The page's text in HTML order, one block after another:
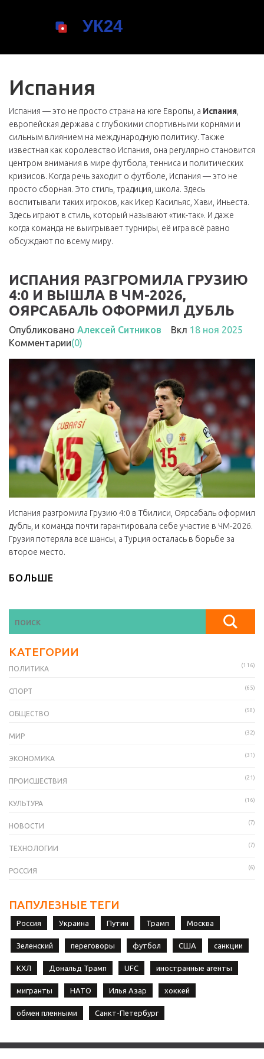
Испания
Испания — это не просто страна на юге Европы, а Испания
европейская держава с глубокими спортивными корнями и
сильным влиянием на международную политику. Также
известная как королевство Испания , она регулярно становится
центром внимания в мире футбола, тенниса и политических
кризисов. Когда речь заходит о футболе, Испания — это не
просто сборная. Это стиль, традиция, школа. Здесь
воспитывали таких игроков, как Икер Касильяс, Хави, Иньеста.
Здесь играют в стиль, который называют «тик-так». И даже
когда команда не выигрывает турниры, её игра всё равно
обсуждают по всему миру.
ИСПАНИЯ РАЗГРОМИЛА ГРУЗИЮ
4:0 И ВЫШЛА В ЧМ-2026,
ОЯРСАБАЛЬ ОФОРМИЛ ДУБЛЬ
Опубликовано Алексей Ситников Вкл 18 ноя 2025
Комментарии(0)
Испания разгромила Грузию 4:0 в Тбилиси, Оярсабаль оформил
дубль, и команда почти гарантировала себе участие в ЧМ-2026.
Грузия потеряла все шансы, а Турция осталась в борьбе за
второе место.
БОЛЬШЕ
КАТЕГОРИИ
ПОЛИТИКА (116)
СПОРТ (65)
ОБЩЕСТВО (58)
МИР (32)
ЭКОНОМИКА (31)
ПРОИСШЕСТВИЯ (21)
КУЛЬТУРА (16)
НОВОСТИ (7)
ТЕХНОЛОГИИ (7)
РОССИЯ (6)
ПАПУЛЕЗНЫЕ ТЕГИ
Россия Украина Путин Трамп Москва
Зеленский переговоры футбол США санкции
КХЛ Дональд Трамп UFC иностранные агенты
мигранты НАТО Илья Азар хоккей
обмен пленными Санкт-Петербург